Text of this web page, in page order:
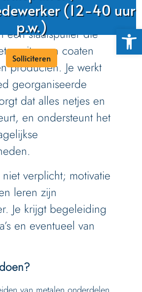
(12-40 uur
p.w.)
Solliciteren
in een werkplaats?
een staalspuiter die
spuiten en coaten
producten. Je werkt
georganiseerde
dat alles netjes en
en ondersteunt het
verplicht; motivatie
leren zijn
Je krijgt begeleiding
en eventueel van